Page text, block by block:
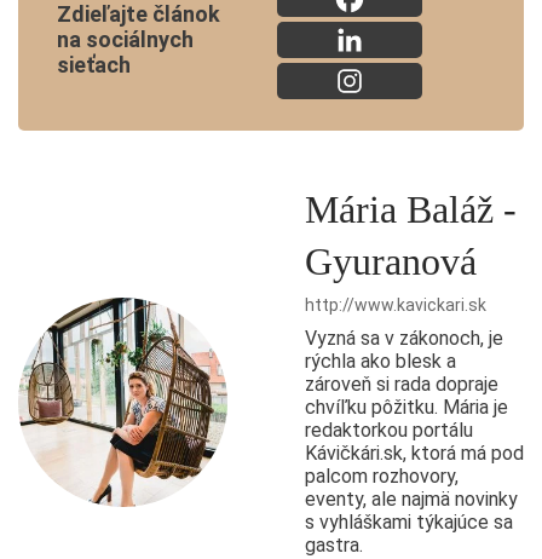
Zdieľajte článok
na sociálnych
sieťach
Mária Baláž -
Gyuranová
http://www.kavickari.sk
Vyzná sa v zákonoch, je
rýchla ako blesk a
zároveň si rada dopraje
chvíľku pôžitku. Mária je
redaktorkou portálu
Kávičkári.sk, ktorá má pod
palcom rozhovory,
eventy, ale najmä novinky
s vyhláškami týkajúce sa
gastra.